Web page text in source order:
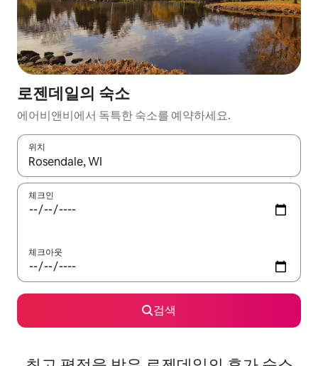
로젠데일의 숙소
에어비앤비에서 독특한 숙소를 예약하세요.
위치
결과가 나오면 위·아래 화살표 키를 사용하거나 터치 또는 스와이
체크인
체크아웃
검색